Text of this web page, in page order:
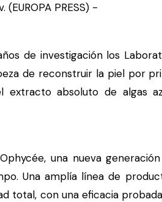
(EUROPA PRESS) -
de investigación los
de reconstruir la piel por
extracto absoluto de algas
una nueva
Una amplía línea de
total, con una eficacia